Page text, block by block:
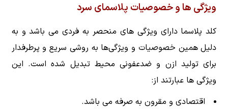
ویژگی ها و خصوصیات پلاسمای سرد
کلد پلاسما دارای ویژگی های منحصر به فردی می باشد و به
دلیل همین خصوصیات و ویژگی‌ها به روشی سریع و پرطرفدار
برای تولید ازن و ضدعفونی محیط تبدیل شده است. این
ویژگی ها عبارتند از:
اقتصادی و مقرون به صرفه می باشد.